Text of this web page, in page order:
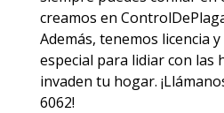
creamos en
Además, tenemos licencia
especial para lidiar con las
invaden tu hogar.
6062!